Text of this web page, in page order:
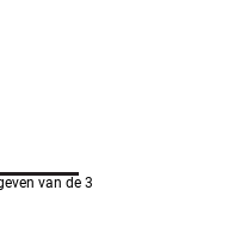
van de 3